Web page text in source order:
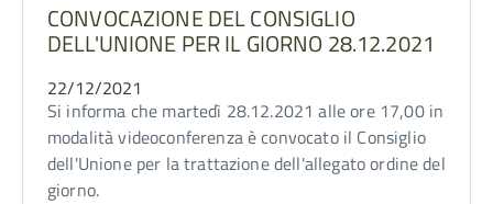
CONVOCAZIONE DEL CONSIGLIO
DELL'UNIONE PER IL GIORNO 28.12.2021
22/12/2021
Si informa che martedì 28.12.2021 alle ore 17,00 in
modalità videoconferenza è convocato il Consiglio
dell'Unione per la trattazione dell'allegato ordine del
giorno.